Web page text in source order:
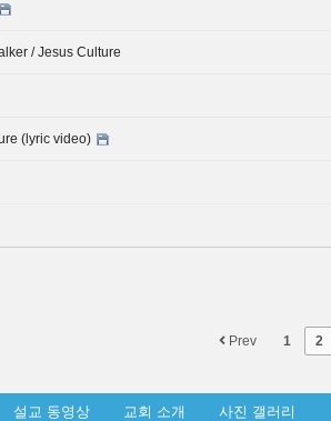
/ Jesus Culture
(lyric video)
Prev 1 2
설교 동영상 교회 소개 사진 갤러리